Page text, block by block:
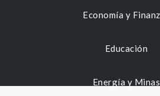
Economía y
Educación
Energía y Minas